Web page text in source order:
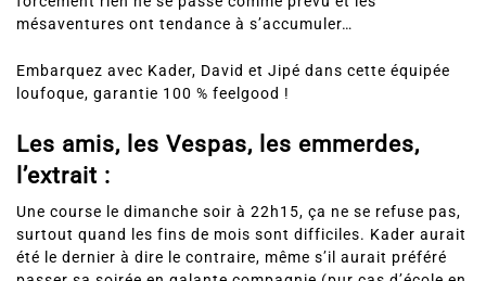
mésaventures ont tendance à s’accumuler…
loufoque, garantie 100 % feelgood !
Les amis, les Vespas, les emmerdes,
l’extrait :
surtout quand les fins de mois sont difficiles. Kader aurait
été le dernier à dire le contraire, même s’il aurait préféré
passer sa soirée en galante compagnie (pur cas d’école en